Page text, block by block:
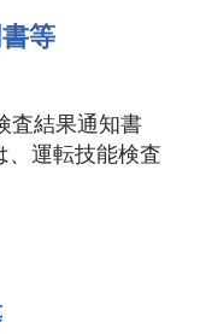
等
結果通知書
、運転技能検査